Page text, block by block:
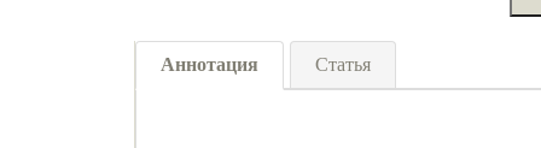
Аннотация Статья